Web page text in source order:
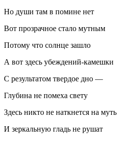
Но души там в помине нет
Вот прозрачное стало мутным
Потому что солнце зашло
А вот здесь убеждений-камешки
С результатом твердое дно —
Глубина не помеха свету
Здесь никто не наткнется на муть
И зеркальную гладь не рушат